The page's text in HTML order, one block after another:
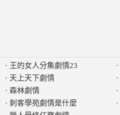
· 王的女人分集劇情23
· 天上天下劇情
· 森林劇情
· 刺客學苑劇情是什麼
·
·
·
·